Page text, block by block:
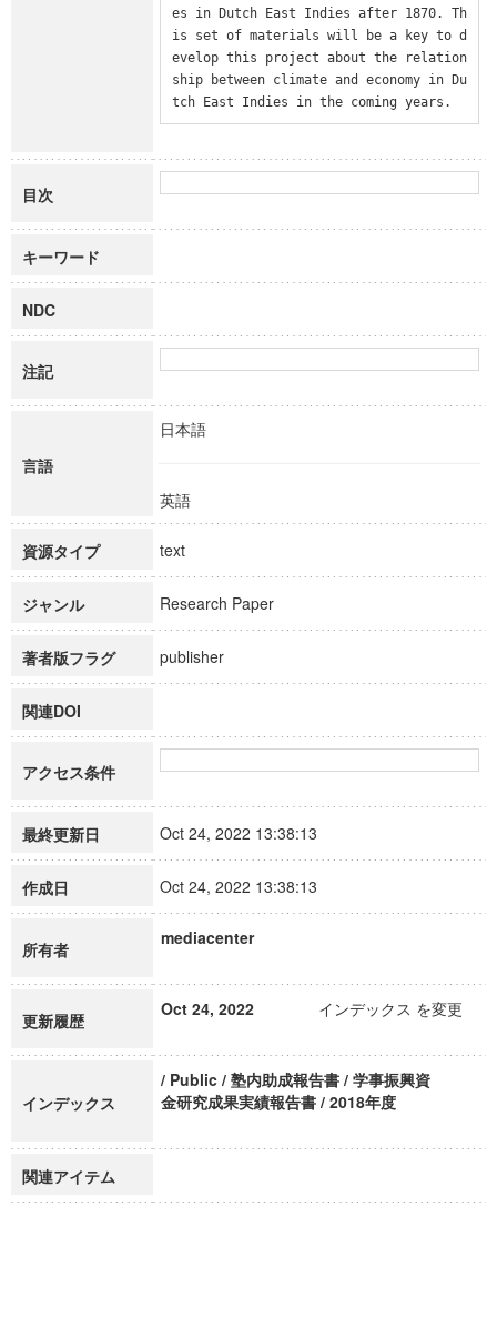
es in Dutch East Indies after 1870. Th
is set of materials will be a key to d
evelop this project about the relation
ship between climate and economy in Du
tch East Indies in the coming years.
目次
キーワード
NDC
注記
言語
日本語
英語
資源タイプ text
ジャンル Research Paper
著者版フラグ publisher
関連DOI
アクセス条件
最終更新日 Oct 24, 2022 13:38:13
作成日 Oct 24, 2022 13:38:13
所有者
mediacenter
更新履歴
Oct 24, 2022 インデックス を変更
インデックス
/ Public / 塾内助成報告書 / 学事振興資
金研究成果実績報告書 / 2018年度
関連アイテム